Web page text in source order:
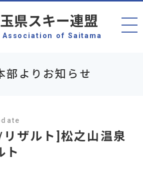
県スキー連盟
Association of Saitama
部よりお知らせ
ザルト]松之山温泉
ト